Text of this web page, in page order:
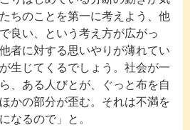
ちのことを第一に考えよう、他
良い、という考え方が広がっ
者に対する思いやりが薄れてい
生じてくるでしょう。社会が一
、ある人びとが、ぐっと布を自
かの部分が歪む。それは不満を
なるので」と。